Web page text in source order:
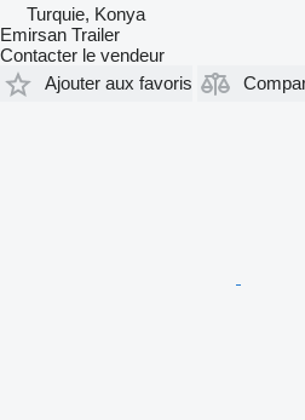
Turquie, Konya
Emirsan Trailer
Contacter le vendeur
Ajouter aux favoris